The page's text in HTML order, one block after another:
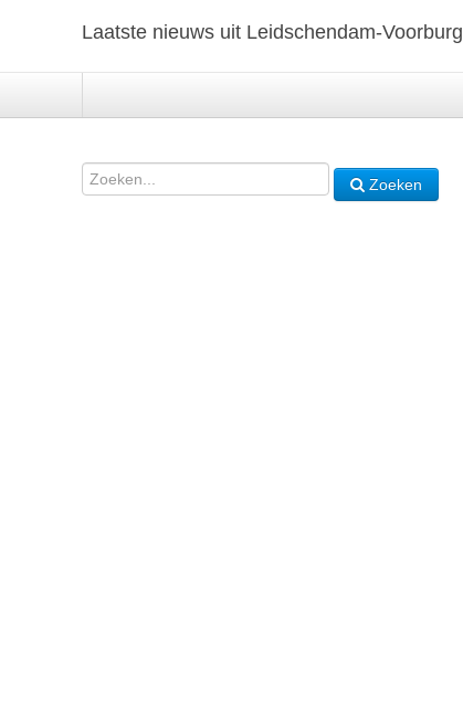
Laatste nieuws uit Leidschendam-Voorburg
Zoeken